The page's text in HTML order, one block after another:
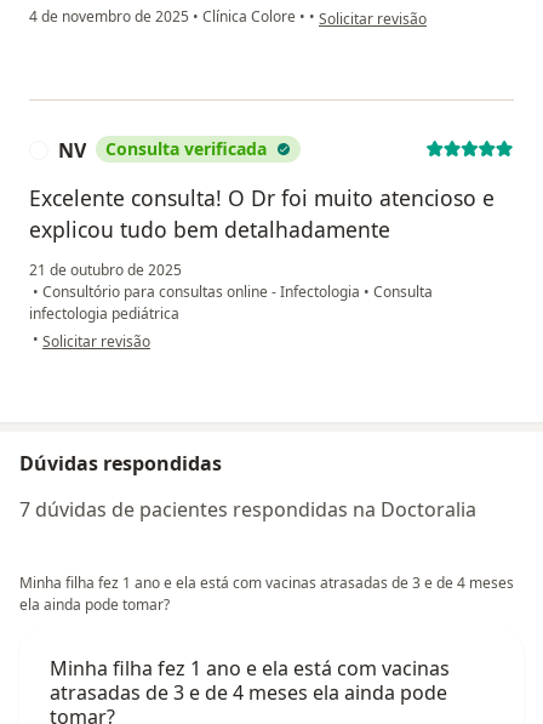
4 de novembro de 2025 • Clínica Colore • • na opinião do utilizador Amanda
Solicitar revisão
NV Consulta verificada
Excelente consulta! O Dr foi muito atencioso e
explicou tudo bem detalhadamente
21 de outubro de 2025
• Consultório para consultas online - Infectologia • Consulta
infectologia pediátrica
• na opinião do utilizador NV
Solicitar revisão
Dúvidas respondidas
7 dúvidas de pacientes respondidas na Doctoralia
Minha filha fez 1 ano e ela está com vacinas atrasadas de 3 e de 4 meses
ela ainda pode tomar?
Minha filha fez 1 ano e ela está com vacinas
atrasadas de 3 e de 4 meses ela ainda pode
tomar?